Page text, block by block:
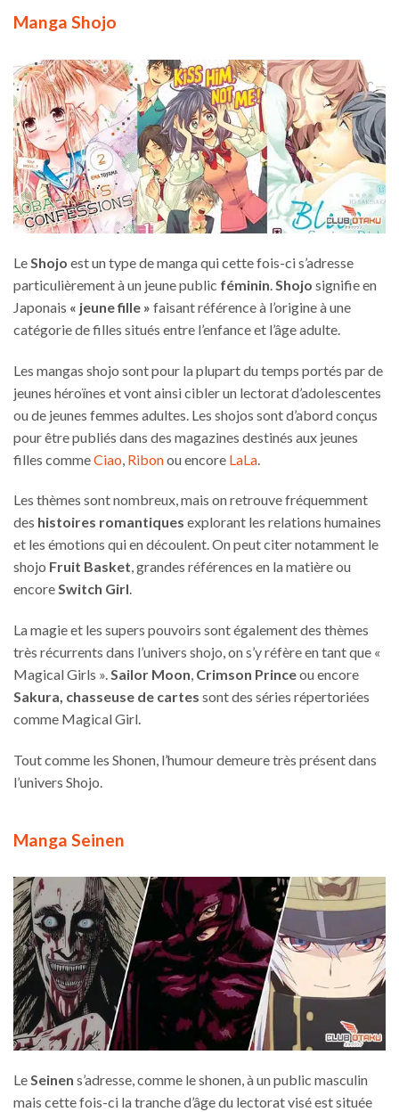
Manga Shojo
LeShojo est un type de manga qui cette fois-ci s’adresse
particulièrement à un jeune public féminin.Shojo signifie en
Japonais « jeune fille » faisant référence à l’origine à une
catégorie de filles situés entre l’enfance et l’âge adulte.
Les mangas shojo sont pour la plupart du temps portés par de
jeunes héroïnes et vont ainsi cibler un lectorat d’adolescentes
ou de jeunes femmes adultes. Les shojos sont d’abord conçus
pour être publiés dans des magazines destinés aux jeunes
filles commeCiao Ribonou encore LaLa
Les thèmes sont nombreux, mais on retrouve fréquemment
des histoires romantiques explorant les relations humaines
et les émotions qui en découlent. On peut citer notamment le
shojo Fruit Basket,grandes références en la matière ou
encoreSwitch Girl.
La magie et les supers pouvoirs sont également des thèmes
très récurrents dans l’univers shojo, on s’y réfère en tant que «
Magical Girls ».Sailor Moon, Crimson Princeou encore
Sakura, chasseuse de cartes sont des séries répertoriées
comme Magical Girl.
Tout comme les Shonen, l’humour demeure très présent dans
l’univers Shojo.
Manga Seinen
LeSeinen s’adresse, comme le shonen, à un public masculin
mais cette fois-ci la tranche d’âge du lectorat visé est située